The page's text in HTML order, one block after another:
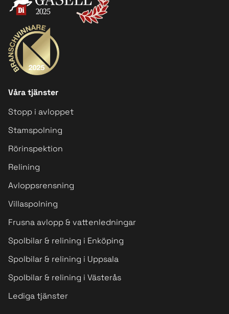
Våra tjänster
Stopp i avloppet
Stamspolning
Rörinspektion
Relining
Avloppsrensning
Villaspolning
Frusna avlopp & vattenledningar
Spolbilar & relining i Enköping
Spolbilar & relining i Uppsala
Spolbilar & relining i Västerås
Lediga tjänster